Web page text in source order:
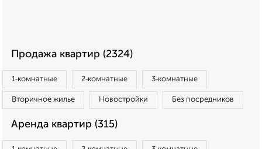
Продажа квартир (2324)
1‑комнатные 2‑комнатные 3‑комнатные
Вторичное жилье Новостройки Без посредников
Аренда квартир (315)